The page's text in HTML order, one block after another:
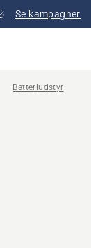
Se kampagner
Batteriudstyr